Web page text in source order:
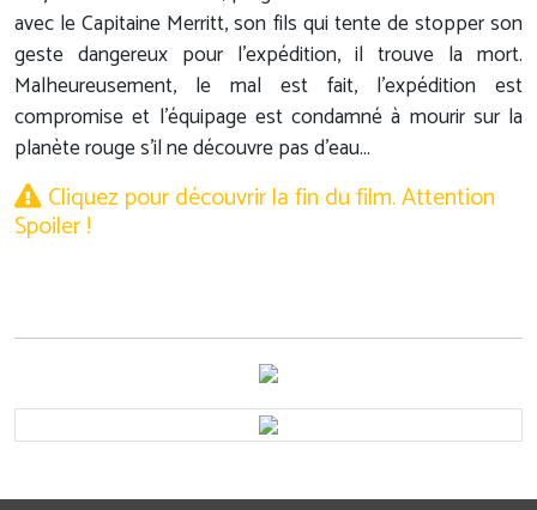
avec le Capitaine Merritt, son fils qui tente de stopper son
geste dangereux pour l'expédition, il trouve la mort.
Malheureusement, le mal est fait, l'expédition est
compromise et l'équipage est condamné à mourir sur la
planète rouge s'il ne découvre pas d'eau...
Cliquez pour découvrir la fin du film. Attention
Spoiler !